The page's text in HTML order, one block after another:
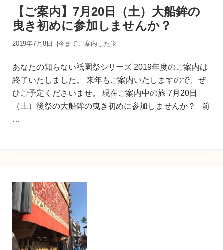
【ご案内】7月20日（土）大船鉾の
曳き初めに参加しませんか？
2019年7月8日 今までご案内した旅
あなたの知らない祇園祭シリーズ 2019年度のご案内は
終了いたしました。 来年もご案内いたしますので、ぜ
ひご予定くださいませ。 現在ご案内中の旅 7月20日
（土）後祭の大船鉾の曳き初めに参加しませんか？ 前
…